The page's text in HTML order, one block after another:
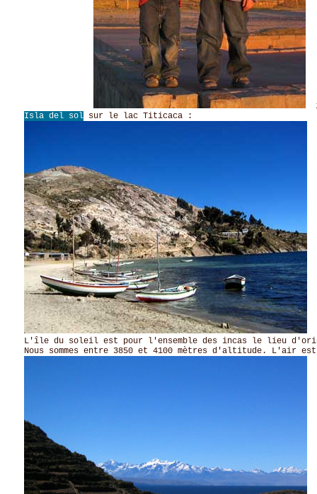
Isla del sol sur le lac Titicaca :
L'île du soleil est pour l'ensemble des incas le lieu
Nous sommes entre 3850 et 4100 mètres d'altitude.